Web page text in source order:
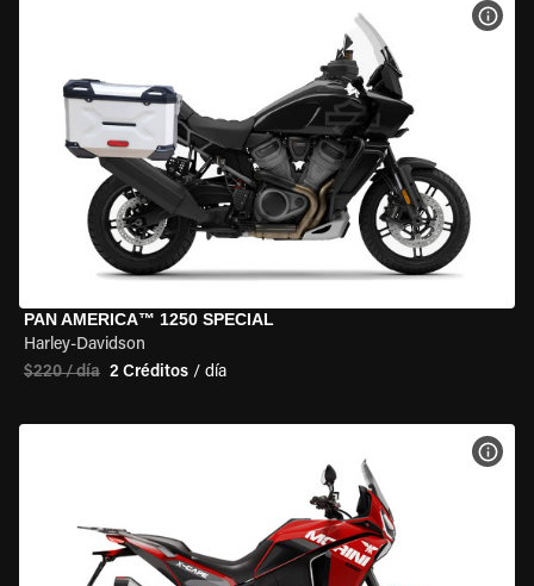
PAN AMERICA™ 1250 SPECIAL
Harley-Davidson
$220 / día 2 Créditos / día
VER
VER